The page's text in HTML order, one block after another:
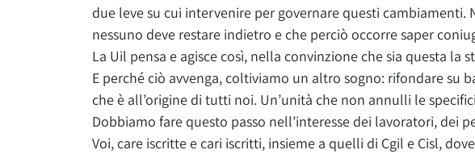
due leve su cui intervenire per governare questi
nessuno deve restare indietro e che perciò occorre saper
La Uil pensa e agisce così, nella convinzione che sia questa la
E perché ciò avvenga, coltiviamo un altro sogno: rifondare su
che è all’origine di tutti noi. Un’unità che non annulli le
Dobbiamo fare questo passo nell’interesse dei lavoratori, dei
Voi, care iscritte e cari iscritti, insieme a quelli di Cgil e Cisl,